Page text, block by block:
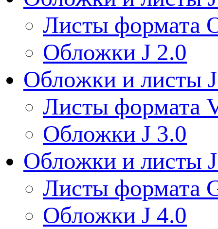
Листы формата
Обложки J 2.0
Обложки и листы
Листы формата
Обложки J 3.0
Обложки и листы
Листы формата
Обложки J 4.0